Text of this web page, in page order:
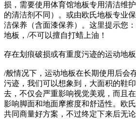
损，需要使用体育馆地板专用清洁维
的清洁剂不同）。或由欧氏地板专业
洁保养（含面漆保养）。这里提示您
地板，/不可以擅自打蜡上油！
存在划痕破损或有重度污迹的运动地板
/般情况下，运动地板在长期使用后会
污迹，我们可以想象到，大面积的鞋
去，不仅会严重影响视觉美观，而且
影响脚面和地面摩擦度和舒适性。欧
共同商量好方案，不过终定下来后无